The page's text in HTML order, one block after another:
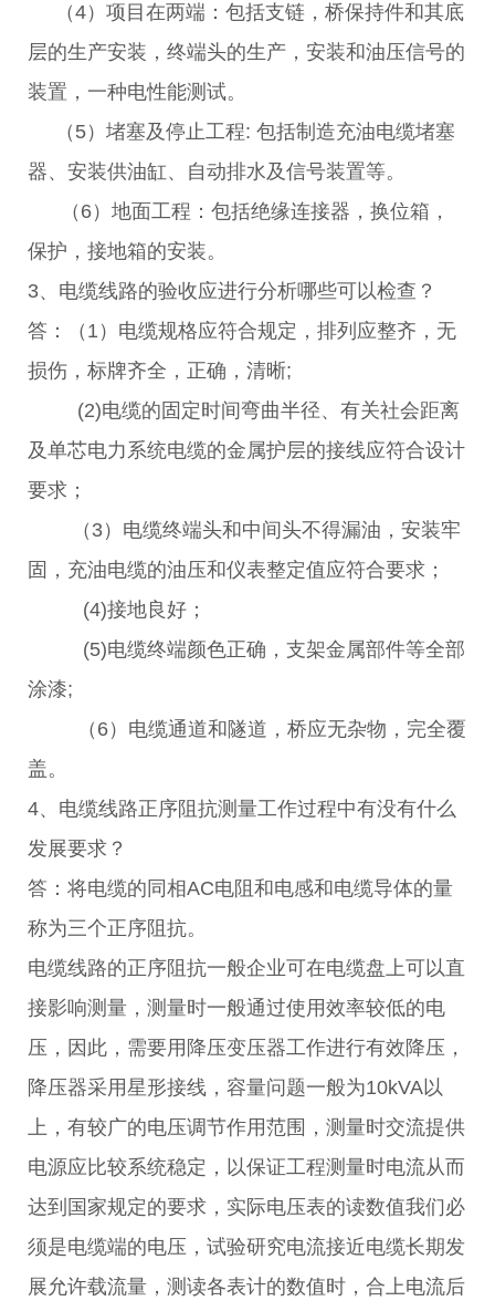
（4）项目在两端：包括支链，桥保持件和其底
层的生产安装，终端头的生产，安装和油压信号的
装置，一种电性能测试。
（5）堵塞及停止工程: 包括制造充油电缆堵塞
器、安装供油缸、自动排水及信号装置等。
（6）地面工程：包括绝缘连接器，换位箱，
保护，接地箱的安装。
3、电缆线路的验收应进行分析哪些可以检查？
答：（1）电缆规格应符合规定，排列应整齐，无
损伤，标牌齐全，正确，清晰;
(2)电缆的固定时间弯曲半径、有关社会距离
及单芯电力系统电缆的金属护层的接线应符合设计
要求；
（3）电缆终端头和中间头不得漏油，安装牢
固，充油电缆的油压和仪表整定值应符合要求；
(4)接地良好；
(5)电缆终端颜色正确，支架金属部件等全部
涂漆;
（6）电缆通道和隧道，桥应无杂物，完全覆
盖。
4、电缆线路正序阻抗测量工作过程中有没有什么
发展要求？
答：将电缆的同相AC电阻和电感和电缆导体的量
称为三个正序阻抗。
电缆线路的正序阻抗一般企业可在电缆盘上可以直
接影响测量，测量时一般通过使用效率较低的电
压，因此，需要用降压变压器工作进行有效降压，
降压器采用星形接线，容量问题一般为10kVA以
上，有较广的电压调节作用范围，测量时交流提供
电源应比较系统稳定，以保证工程测量时电流从而
达到国家规定的要求，实际电压表的读数值我们必
须是电缆端的电压，试验研究电流接近电缆长期发
展允许载流量，测读各表计的数值时，合上电流后